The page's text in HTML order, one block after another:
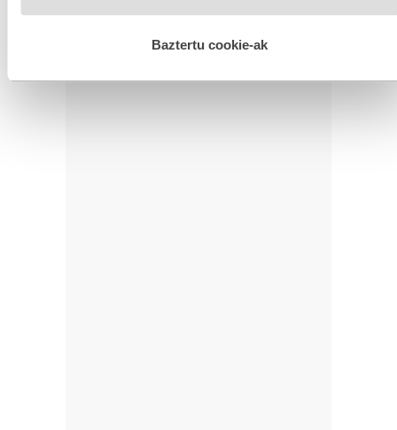
hobetzeko asmoz, cookie teknologiaz baliatzen gara. Ohar
esplizitua ematen diguzu.Gehiago irakurri
Baztertu cookie-ak